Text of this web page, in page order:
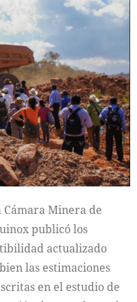
Minera de
publicó los
actualizado
las estimaciones
en el estudio de